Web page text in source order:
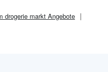
drogerie markt Angebote